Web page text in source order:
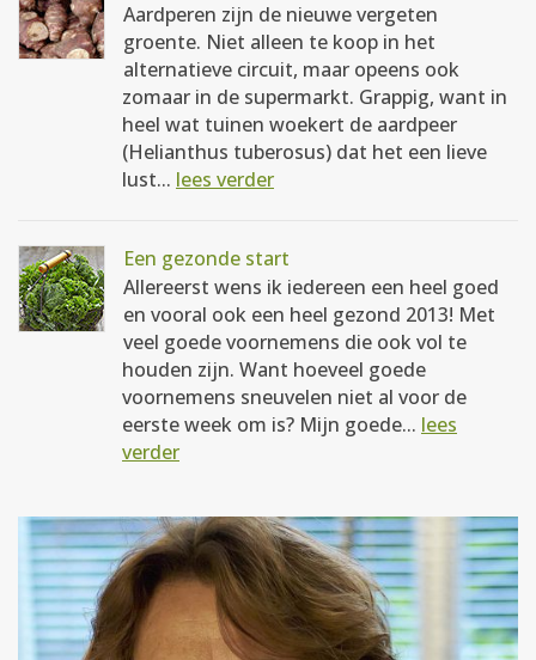
Aardperen zijn de nieuwe vergeten
groente. Niet alleen te koop in het
alternatieve circuit, maar opeens ook
zomaar in de supermarkt. Grappig, want in
heel wat tuinen woekert de aardpeer
(Helianthus tuberosus) dat het een lieve
lust... lees verder
Een gezonde start
Allereerst wens ik iedereen een heel goed
en vooral ook een heel gezond 2013! Met
veel goede voornemens die ook vol te
houden zijn. Want hoeveel goede
voornemens sneuvelen niet al voor de
eerste week om is? Mijn goede... lees
verder